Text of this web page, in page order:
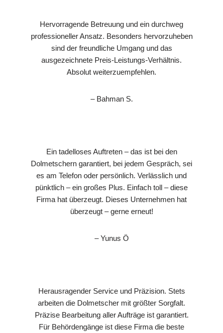
Hervorragende Betreuung und ein durchweg
professioneller Ansatz. Besonders hervorzuheben
sind der freundliche Umgang und das
ausgezeichnete Preis-Leistungs-Verhältnis.
Absolut weiterzuempfehlen.
– Bahman S.
Ein tadelloses Auftreten – das ist bei den
Dolmetschern garantiert, bei jedem Gespräch, sei
es am Telefon oder persönlich. Verlässlich und
pünktlich – ein großes Plus. Einfach toll – diese
Firma hat überzeugt. Dieses Unternehmen hat
überzeugt – gerne erneut!
– Yunus Ö
Herausragender Service und Präzision. Stets
arbeiten die Dolmetscher mit größter Sorgfalt.
Präzise Bearbeitung aller Aufträge ist garantiert.
Für Behördengänge ist diese Firma die beste